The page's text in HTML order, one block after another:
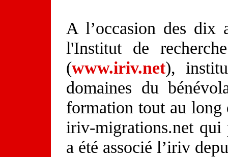
A l’occasion des dix
l'Institut de
(www.iriv.net),
domaines du
formation tout au
iriv-migrations.net qui
a été associé l’iriv